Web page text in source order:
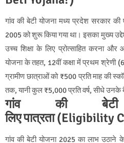
गांव की बेटी योजना मध्य प्रदेश सरकार
2005 को शुरू किया गया था। इसका मुख्य
उच्च शिक्षा के लिए प्रोत्साहित करना
योजना के तहत, 12वीं कक्षा में प्रथम श्रेणी
ग्रामीण छात्राओं को ₹500 प्रति माह की
तक, यानी कुल ₹5,000 प्रति वर्ष, सीधे उनके
गांव की
लिएपात्रता (Eligibility
गांव की बेटी योजना 2025 का लाभ उठाने